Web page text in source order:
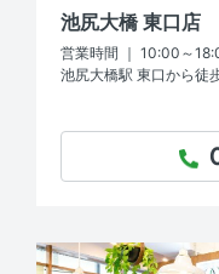
池尻大橋 東口店
営業時間 ｜ 10:00～
池尻大橋駅 東口から徒